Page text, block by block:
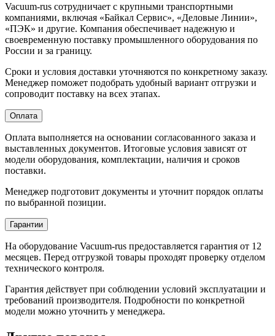
Vacuum-rus сотрудничает с крупными транспортными
компаниями, включая «Байкал Сервис», «Деловые Линии»,
«ПЭК» и другие. Компания обеспечивает надежную и
своевременную поставку промышленного оборудования по
России и за границу.
Сроки и условия доставки уточняются по конкретному заказу.
Менеджер поможет подобрать удобный вариант отгрузки и
сопроводит поставку на всех этапах.
Оплата
Оплата выполняется на основании согласованного заказа и
выставленных документов. Итоговые условия зависят от
модели оборудования, комплектации, наличия и сроков
поставки.
Менеджер подготовит документы и уточнит порядок оплаты
по выбранной позиции.
Гарантии
На оборудование Vacuum-rus предоставляется гарантия от 12
месяцев. Перед отгрузкой товары проходят проверку отделом
технического контроля.
Гарантия действует при соблюдении условий эксплуатации и
требований производителя. Подробности по конкретной
модели можно уточнить у менеджера.